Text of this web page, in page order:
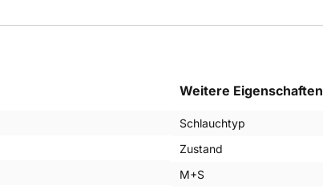
Weitere Eigenschaften
Schlauchtyp
Zustand
M+S